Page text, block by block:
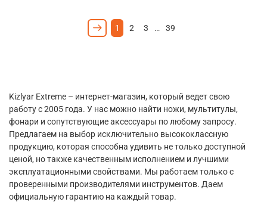
1 2 3 … 39
Kizlyar Extreme – интернет-магазин, который ведет свою
работу с 2005 года. У нас можно найти ножи, мультитулы,
фонари и сопутствующие аксессуары по любому запросу.
Предлагаем на выбор исключительно высококлассную
продукцию, которая способна удивить не только доступной
ценой, но также качественным исполнением и лучшими
эксплуатационными свойствами. Мы работаем только с
проверенными производителями инструментов. Даем
официальную гарантию на каждый товар.